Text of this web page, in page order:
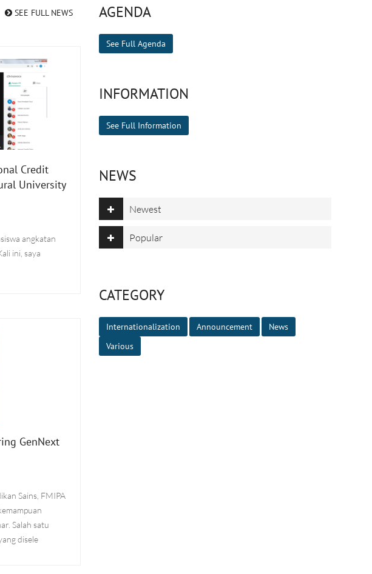
SEE FULL NEWS
Credit
University
angkatan
ini, saya
GenNext
Sains, FMIPA
Salah satu
disele
AGENDA
See Full Agenda
INFORMATION
See Full Information
NEWS
Newest
Popular
CATEGORY
Internationalization Announcement
News
Various